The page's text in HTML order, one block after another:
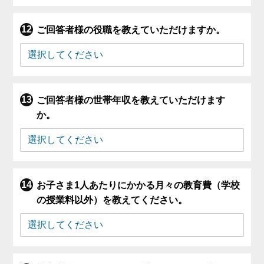
ご回答者様の役職を教えていただけますか。
ご回答者様の世帯年収を教えていただけます
か。
お子さま1人あたりにかかる月々の教育費（学校
の授業料以外）を教えてください。